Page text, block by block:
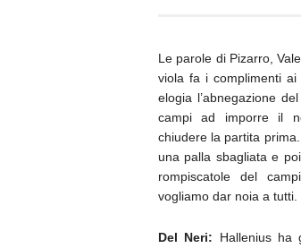
Le parole di Pizarro,
viola fa i complimenti
elogia l’abnegazione
campi ad imporre il
chiudere la partita
una palla sbagliata e
rompiscatole del
vogliamo dar noia a tutti.
Del Neri: Hallenius ha